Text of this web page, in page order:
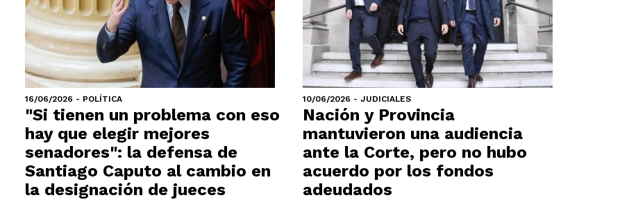
16/06/2026 - POLÍTICA
"Si tienen un problema con eso
hay que elegir mejores
senadores": la defensa de
Santiago Caputo al cambio en
la designación de jueces
10/06/2026 - JUDICIALES
Nación y Provincia
mantuvieron una audiencia
ante la Corte, pero no hubo
acuerdo por los fondos
adeudados